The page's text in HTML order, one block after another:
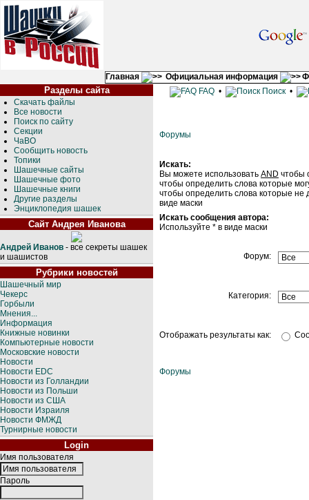
Главная Официальная информация
Разделы сайта
Скачать файлы
Все новости
Поиск по сайту
Секции
ЧаВО
Сообщить новость
Топики
Шашечные сайты
Шашечные фото
Шашечные книги
Другие разделы
Энциклопедия шашек
Сайт Андрея Иванова
Андрей Иванов - все секреты шашек
и шашистов
Рубрики новостей
Шашечный мир
Чекерс
Горбыли
Мнения...
Информация
Книжные новинки
Компьютерные новости
Московские новости
Новости
Новости EDC
Новости из Голландии
Новости из Польши
Новости из США
Новости Израиля
Новости ФМЖД
Турнирные новости
Login
Имя пользователя
Пароль
FAQ• Поиск•
Форумы
Искать:
Вы можете использовать AND чтобы
чтобы определить слова которые
чтобы определить слова которые не
виде маски
Искать сообщения автора:
Используйте * в виде маски
Форум:
Категория:
Отображать результаты как:
Форумы